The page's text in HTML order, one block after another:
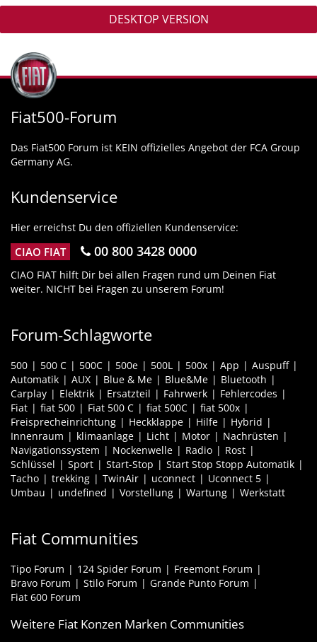
DESKTOP VERSION
Fiat500-Forum
Das Fiat500 Forum ist KEIN offizielles Angebot der FCA Group
Germany AG.
Kundenservice
Hier erreichst Du den offiziellen Kundenservice:
CIAO FIAT 00 800 3428 0000
CIAO FIAT hilft Dir bei allen Fragen rund um Deinen Fiat
weiter. NICHT bei Fragen zu unserem Forum!
Forum-Schlagworte
500 500 C 500C 500e 500L 500x App
Auspuff
Automatik
AUX Blue & Me Blue&Me
Bluetooth
Carplay
Elektrik Ersatzteil Fahrwerk
Fehlercodes
Fiat
fiat 500 Fiat 500 C fiat 500C
fiat 500x
Freisprecheinrichtung
Heckklappe Hilfe
Hybrid
Innenraum
klimaanlage Licht Motor
Nachrüsten
Navigationssystem
Nockenwelle Radio
Rost
Schlüssel
Sport Start-Stop
Start Stop Stopp Automatik
Tacho
trekking TwinAir uconnect
Uconnect 5
Umbau
undefined Vorstellung Wartung Werkstatt
Fiat Communities
Tipo Forum 124 Spider Forum
Freemont Forum
Bravo Forum
Stilo Forum
Grande Punto Forum
Fiat 600 Forum
Weitere Fiat Konzen Marken Communities